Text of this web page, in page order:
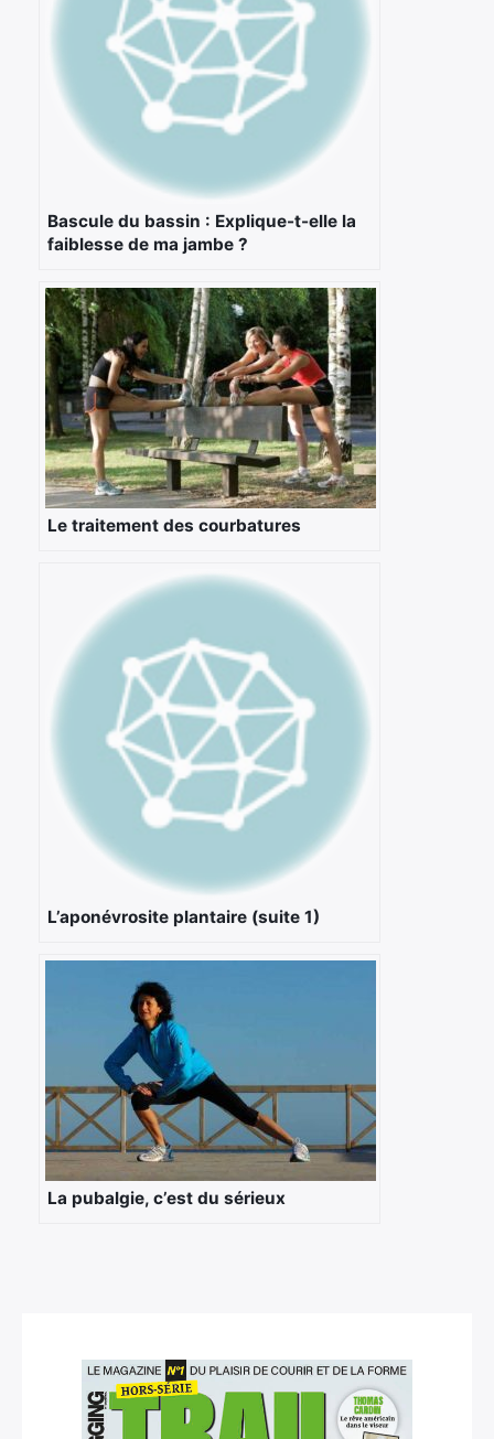
Bascule du bassin : Explique-t-elle la
faiblesse de ma jambe ?
Le traitement des courbatures
L’aponévrosite plantaire (suite 1)
La pubalgie, c’est du sérieux
Rechercher
: